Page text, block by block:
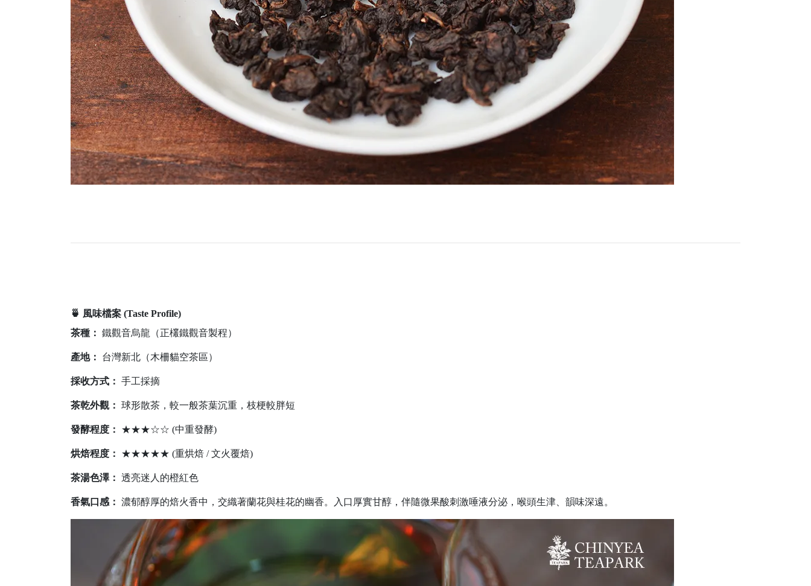
🍵 風味檔案 (Taste Profile)
茶種： 鐵觀音烏龍（正欉鐵觀音製程）
產地： 台灣新北（木柵貓空茶區）
採收方式： 手工採摘
茶乾外觀： 球形散茶，較一般茶葉沉重，枝梗較胖短
發酵程度： ★★★☆☆ (中重發酵)
烘焙程度： ★★★★★ (重烘焙 / 文火覆焙)
茶湯色澤： 透亮迷人的橙紅色
香氣口感： 濃郁醇厚的焙火香中，交織著蘭花與桂花的幽香。入口厚實甘醇，伴隨微果酸刺激唾液分泌，喉頭生津、韻味深遠。